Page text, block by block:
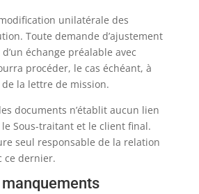
unilatérale des
Toute demande d’ajustement
échange préalable avec
procéder, le cas échéant, à
la lettre de mission.
documents n’établit aucun lien
Sous-traitant et le client final.
seul responsable de la relation
ce dernier.